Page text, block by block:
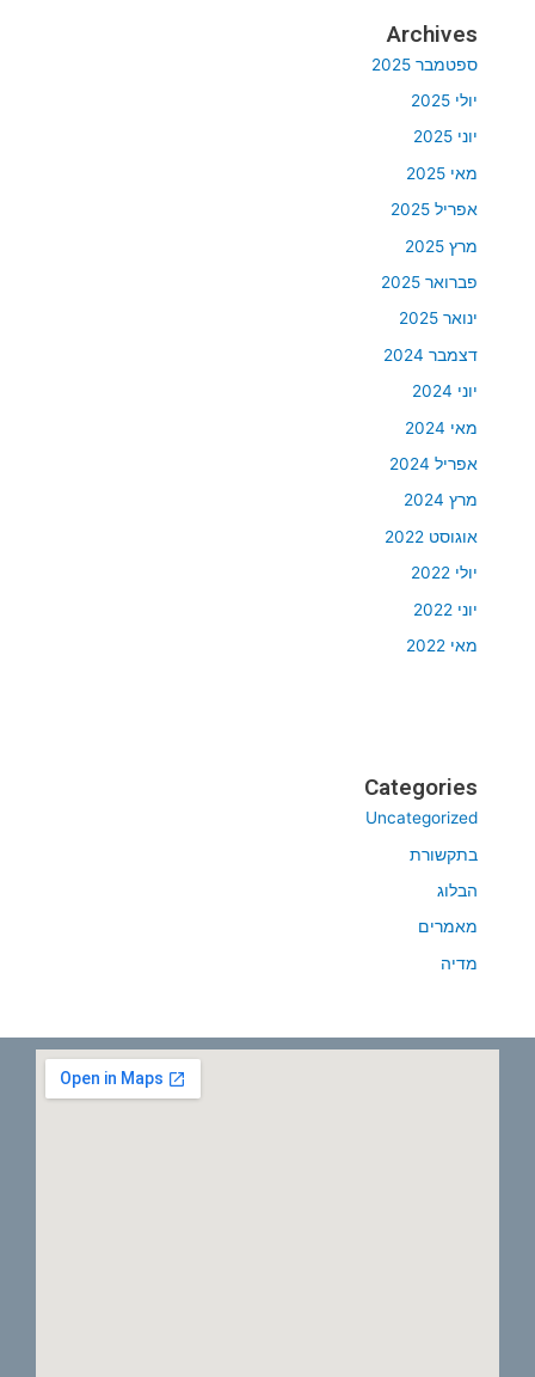
Archives
ספטמבר 2025
יולי 2025
יוני 2025
מאי 2025
אפריל 2025
מרץ 2025
פברואר 2025
ינואר 2025
דצמבר 2024
יוני 2024
מאי 2024
אפריל 2024
מרץ 2024
אוגוסט 2022
יולי 2022
יוני 2022
מאי 2022
Categories
Uncategorized
בתקשורת
הבלוג
מאמרים
מדיה